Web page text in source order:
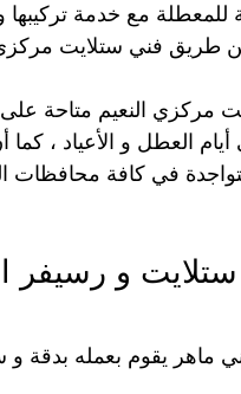
للمعطلة مع خدمة تركيبها
طريق فني ستلايت مركزي
العطل و الأعياد ، كما
في كافة محافظات
و رسيفر
ماهر يقوم بعمله بدقة